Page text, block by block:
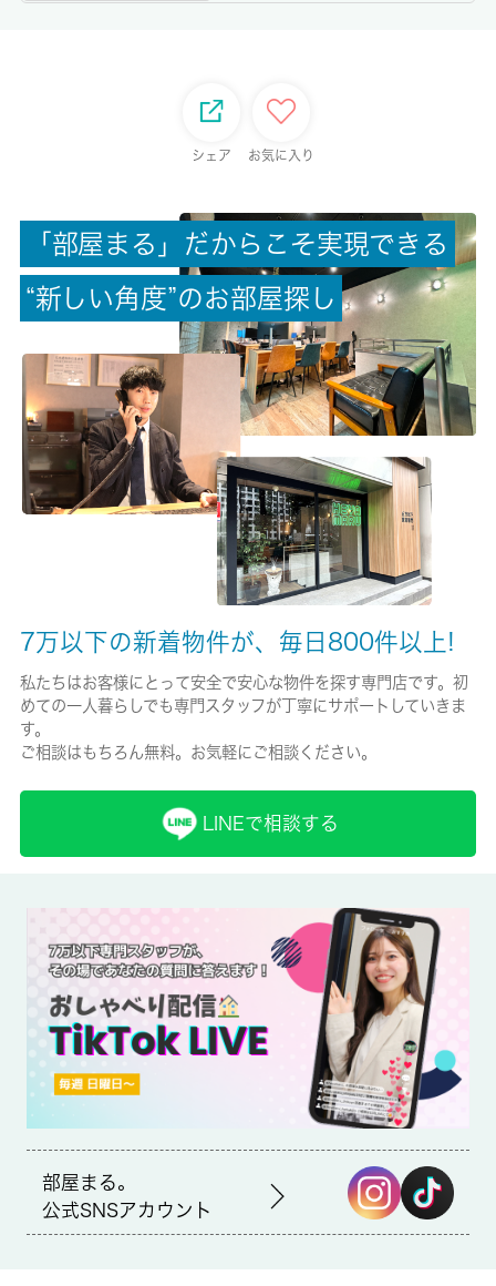
駐車場/料金
無/-
有/18000円
保険名/保険期間
火災保険/2年
保証人代行
賃貸区分/契約期間
一般/2年
取引形態
仲介
備考
があるのもポイント。建物の共用部には安全性に優れているオー
トロック機能を備えております。こちらの物件は閑静な住宅地に
あります。お部屋探しをするなら、当社にご連絡下さい。注目を
集めている足立区エリアや東武伊勢崎線梅島付近の賃貸情報を多
数取り揃えております。
シェア お気に入り
「 部屋 ま る 」 だ か ら こ そ実現で き る
“新 し い角 度”のお部屋探 し
7万以下の新着物件が、毎日800件以上!
私たちはお客様にとって安全で安心な物件を探す専門店です。初
めての一人暮らしでも専門スタッフが丁寧にサポートしていきま
す。
ご相談はもちろん無料。お気軽にご相談ください。
LINEで相談する
部屋まる。
公式SNSアカウント